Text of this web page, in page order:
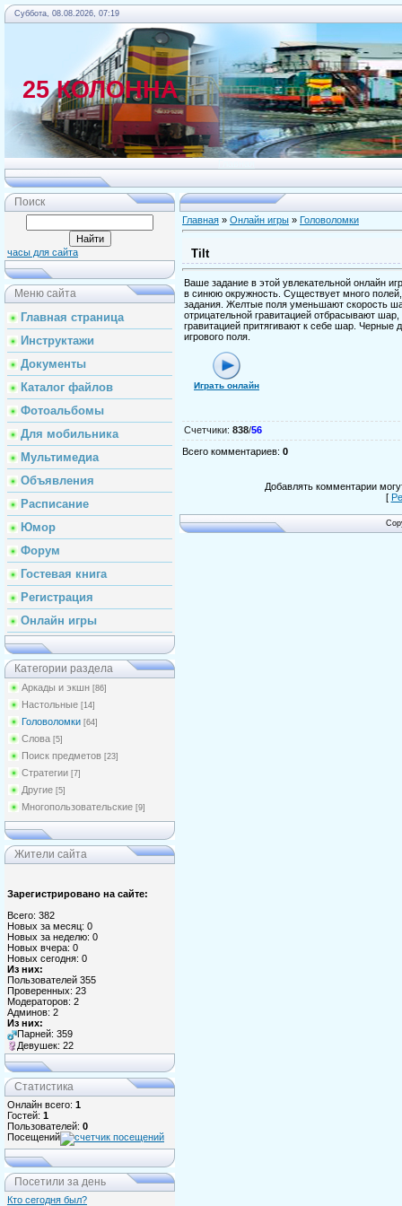
Суббота, 08.08.2026, 07:19
25 КОЛОННА
Поиск
часы для сайта
Меню сайта
Главная страница
Инструктажи
Документы
Каталог файлов
Фотоальбомы
Для мобильника
Мультимедиа
Объявления
Расписание
Юмор
Форум
Гостевая книга
Регистрация
Онлайн игры
Категории раздела
Аркады и экшн [86]
Настольные [14]
Головоломки [64]
Слова [5]
Поиск предметов [23]
Стратегии [7]
Другие [5]
Многопользовательские [9]
Жители сайта
Зарегистрировано на сайте:
Всего: 382
Новых за месяц: 0
Новых за неделю: 0
Новых вчера: 0
Новых сегодня: 0
Из них:
Пользователей 355
Проверенных: 23
Модераторов: 2
Админов: 2
Из них:
Парней: 359
Девушек: 22
Статистика
Онлайн всего: 1
Гостей: 1
Пользователей: 0
Посещений
Посетили за день
Кто сегодня был?
Главная » Онлайн игры » Головоломки
Tilt
Ваше задание в этой увлекательной онлайн
в синюю окружность. Существует много
задания. Желтые поля уменьшают скорость
отрицательной гравитацией отбрасывают
гравитацией притягивают к себе шар. Черные
игрового поля.
Играть онлайн
Счетчики: 838/56
Всего комментариев: 0
Добавлять комментарии
[